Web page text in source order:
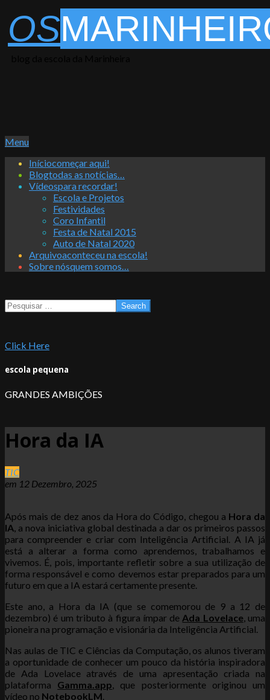
to
content
OS
Primary
Menu
Menu
Iníciocomeçar aqui!
Blogtodas as notícias…
Vídeospara recordar!
Escola e Projetos
Festividades
Coro Infantil
Festa de Natal 2015
Auto de Natal 2020
Arquivoaconteceu na escola!
Sobre nósquem somos…
Search
Click Here
escola pequena
GRANDES AMBIÇÕES
Hora da IA
TIC
em 12 Dezembro, 2025
Após mais de dez anos da Hora do Código, chegou a Hora da
IA , a nova iniciativa global destinada a dar os primeiros passos
para compreender e criar com Inteligência Artificial. A IA já
está a alterar a forma como aprendemos, trabalhamos e
vivemos. É, pois, importante refletir sobre a sua utilização de
forma responsável e como devemos estar preparados para um
futuro em que a IA estará certamente presente.
Este ano, a Hora da IA (que se comemorou de 9 a 12 de
dezembro) é um tributo à figura ímpar de Ada Lovelace, uma
pioneira na programação e visionária da Inteligência Artificial.
Nas aulas de TIC e Ciências da Computação, os alunos tiveram
a oportunidade de conhecer um pouco da história inspiradora
de Ada Lovelace através de uma apresentação criada na
plataforma Gamma.app , que posteriormente originou um
vídeo no NotebookLM